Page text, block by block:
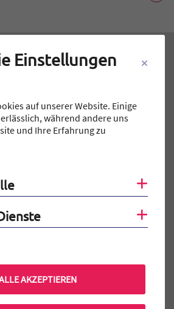
Einstellungen
auf unserer Website. Einige
während andere uns
und Ihre Erfahrung zu
AKZEPTIEREN